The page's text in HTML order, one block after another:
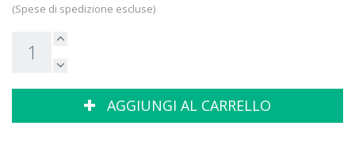
(Spese di spedizione escluse)
AGGIUNGI AL CARRELLO